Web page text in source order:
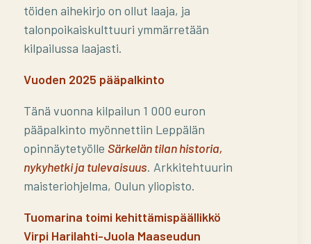
töiden aihekirjo on ollut laaja, ja
talonpoikaiskulttuuri ymmärretään
kilpailussa laajasti.
Vuoden 2025 pääpalkinto
Tänä vuonna kilpailun 1 000 euron
pääpalkinto myönnettiin Leppälän
opinnäytetyölleSärkelän tilan historia,
nykyhetki ja tulevaisuus. Arkkitehtuurin
maisteriohjelma, Oulun yliopisto.
Tuomarina toimi kehittämispäällikkö
Virpi Harilahti-Juola Maaseudun